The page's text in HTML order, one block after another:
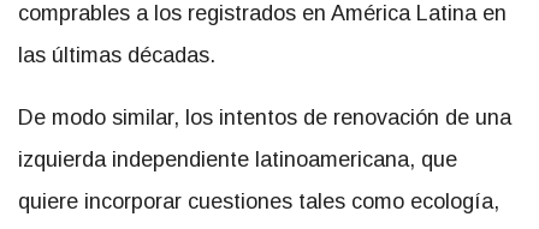
comprables a los registrados en América Latina en
las últimas décadas.
De modo similar, los intentos de renovación de una
izquierda independiente latinoamericana, que
quiere incorporar cuestiones tales como ecología,